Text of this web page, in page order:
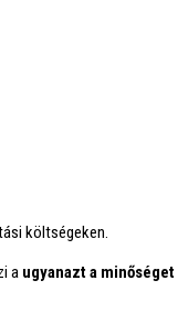
költségeken.
a ugyanazt a minőséget